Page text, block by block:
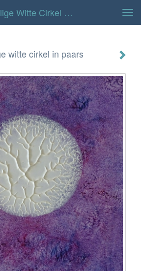
Ingrid Van El - Grillige Witte Cirkel In Paars
witte cirkel in paars